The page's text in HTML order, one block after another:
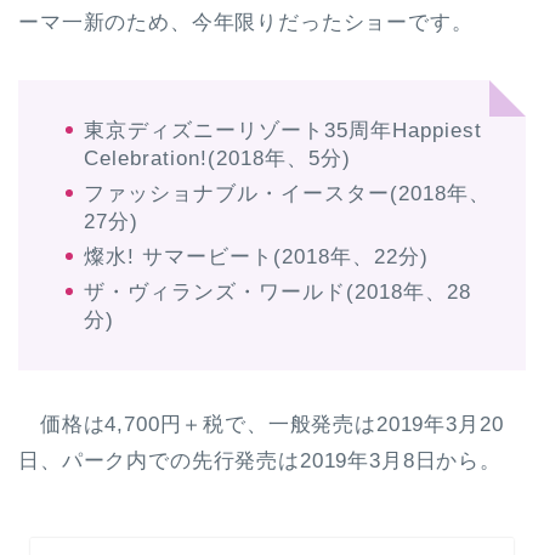
ーマ一新のため、今年限りだったショーです。
東京ディズニーリゾート35周年Happiest
Celebration!(2018年、5分)
ファッショナブル・イースター(2018年、
27分)
燦水! サマービート(2018年、22分)
ザ・ヴィランズ・ワールド(2018年、28
分)
価格は4,700円＋税で、一般発売は2019年3月20
日、パーク内での先行発売は2019年3月8日から。